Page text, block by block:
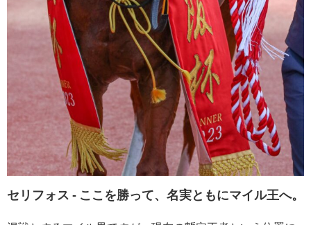
セリフォス - ここを勝って、名実ともにマイル王へ。